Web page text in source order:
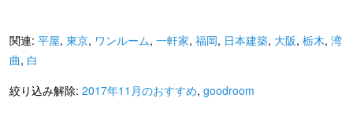
関連: 平屋, 東京, ワンルーム, 一軒家, 福岡, 日本建築, 大阪, 栃木, 湾
曲, 白
絞り込み解除: 2017年11月のおすすめ, goodroom